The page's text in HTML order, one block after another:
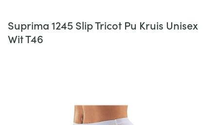
Suprima 1245 Slip Tricot Pu Kruis Unisex
Wit T46